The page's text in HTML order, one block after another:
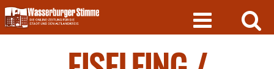
Skip
to
content